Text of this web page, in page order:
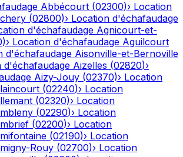
Abbécourt (02300)› Location
(02800)› Location d'échafaudage
d'échafaudage Agnicourt-et-
)› Location d'échafaudage Aguilcourt
d'échafaudage Aisonville-et-Bernoville
d'échafaudage Aizelles (02820)›
Aizy-Jouy (02370)› Location
(02240)› Location
(02320)› Location
(02290)› Location
(02200)› Location
(02190)› Location
Rouy (02700)› Location